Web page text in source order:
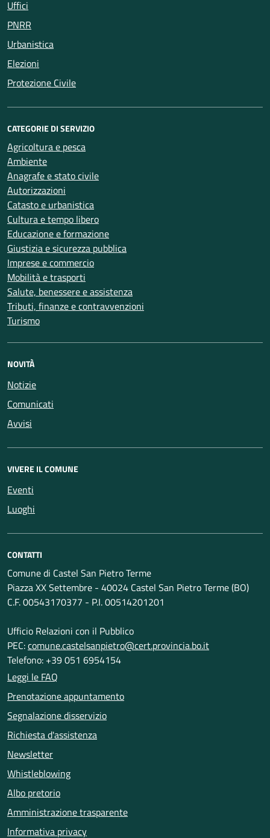
Uffici
PNRR
Urbanistica
Elezioni
Protezione Civile
CATEGORIE DI SERVIZIO
Agricoltura e pesca
Ambiente
Anagrafe e stato civile
Autorizzazioni
Catasto e urbanistica
Cultura e tempo libero
Educazione e formazione
Giustizia e sicurezza pubblica
Imprese e commercio
Mobilità e trasporti
Salute, benessere e assistenza
Tributi, finanze e contravvenzioni
Turismo
NOVITÀ
Notizie
Comunicati
Avvisi
VIVERE IL COMUNE
Eventi
Luoghi
CONTATTI
Comune di Castel San Pietro Terme
Piazza XX Settembre - 40024 Castel San Pietro Terme (BO)
C.F. 00543170377 - P.I. 00514201201
Ufficio Relazioni con il Pubblico
PEC:comune.castelsanpietro@cert.provincia.bo.it
Telefono: +39 051 6954154
Leggi le FAQ
Prenotazione appuntamento
Segnalazione disservizio
Richiesta d'assistenza
Newsletter
Whistleblowing
Albo pretorio
Amministrazione trasparente
Informativa privacy